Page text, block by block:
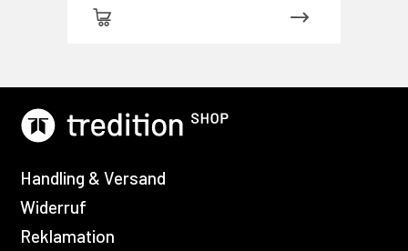
Handling & Versand
Widerruf
Reklamation